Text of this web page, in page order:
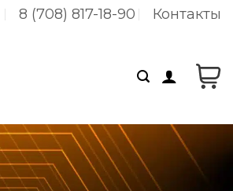
8 (708) 817-18-90 Контакты